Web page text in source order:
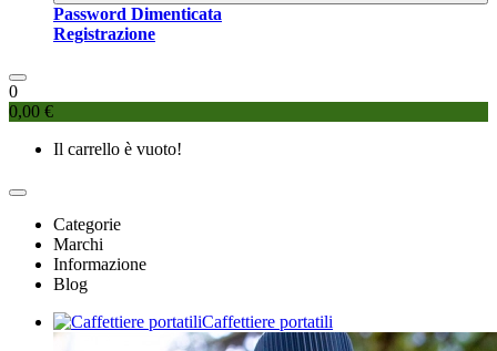
Password Dimenticata
Registrazione
0
0,00 €
Il carrello è vuoto!
Categorie
Marchi
Informazione
Blog
Caffettiere portatili